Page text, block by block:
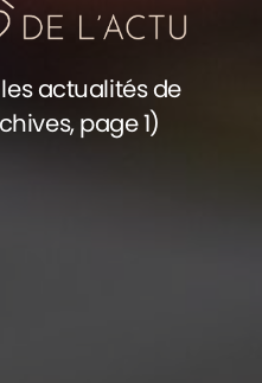
actualités de
page 1)